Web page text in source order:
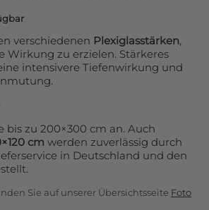
verschiedenen Plexiglasstärken,
Wirkung zu erzielen. Stärkeres
intensivere Tiefenwirkung und
bis zu 200×300 cm an. Auch
cm werden zuverlässig durch
in Deutschland und den
Sie auf unserer Übersichtsseite Foto